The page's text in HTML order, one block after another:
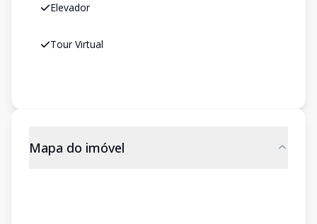
Elevador
Tour Virtual
Mapa do imóvel